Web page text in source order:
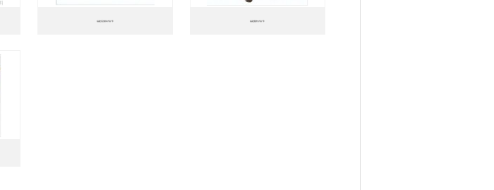
福建底侧卸式矿车 福建翻转式矿车